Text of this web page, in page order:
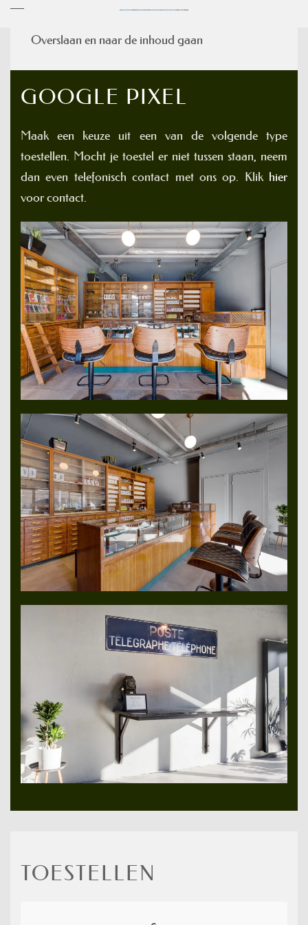
Overslaan en naar de inhoud gaan
GOOGLE PIXEL
Maak een keuze uit een van de volgende type
toestellen. Mocht je toestel er niet tussen staan, neem
dan even telefonisch contact met ons op. Klik hier
voor contact.
TOESTELLEN